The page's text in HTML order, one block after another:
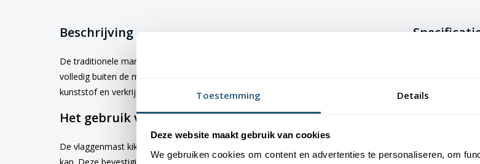
Toestemming Details
Deze website maakt gebruik van cookies
We gebruiken cookies om content en advertenties te personaliseren, om
Beschrijving
De traditionele manier van de vlag hijsen is handmatig via de vlaggenlijn. Deze lijn loopt
volledig buiten de mast en wordt vastgezet op een kikker. De vlaggenmast kikker is van
kunststof en verkrijgbaar in 2 formaten en 2 verschillende kleuren.
Het gebruik van de vlaggenmast kikker
De vlaggenmast kikker wordt aan de mast bevestigd op een hoogte waar je goed bij